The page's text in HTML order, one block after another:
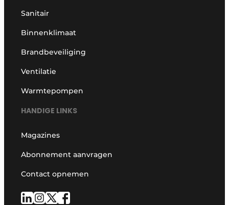
Sanitair
Binnenklimaat
Brandbeveiliging
Ventilatie
Warmtepompen
HANDIGE LINKS
Magazines
Abonnement aanvragen
Contact opnemen